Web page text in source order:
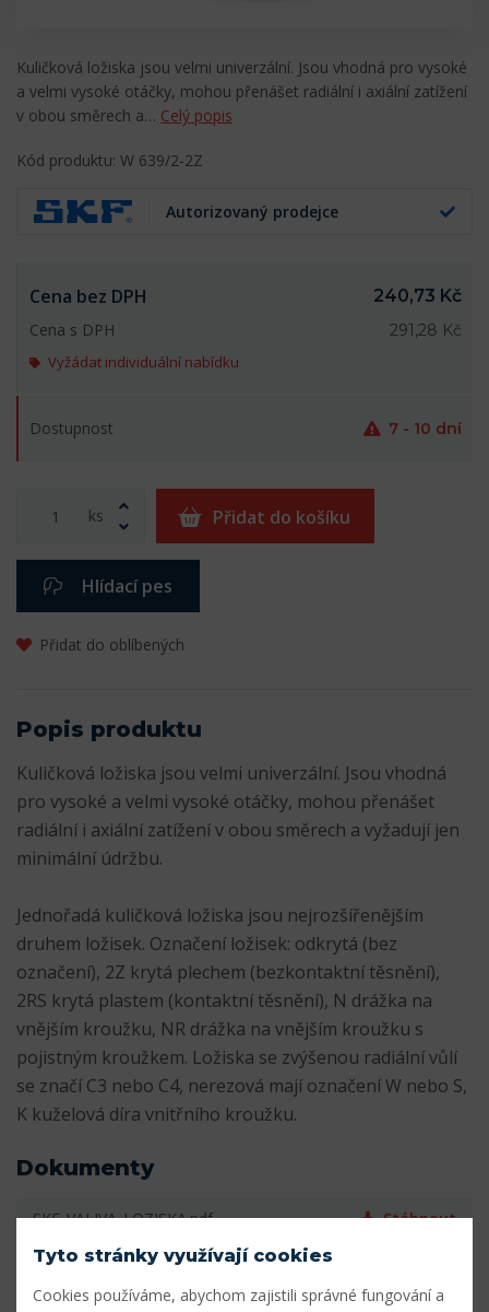
Kuličková ložiska jsou velmi univerzální. Jsou vhodná pro vysoké
a velmi vysoké otáčky, mohou přenášet radiální i axiální zatížení
v obou směrech a… Celý popis
Kód produktu: W 639/2-2Z
Autorizovaný prodejce
Cena bez DPH
240,73 Kč
Cena s DPH
291,28 Kč
Vyžádat individuální nabídku
Dostupnost 7 - 10 dní
ks Přidat do košíku
Hlídací pes
Přidat do oblíbených
Popis produktu
Kuličková ložiska jsou velmi univerzální. Jsou vhodná
pro vysoké a velmi vysoké otáčky, mohou přenášet
radiální i axiální zatížení v obou směrech a vyžadují jen
minimální údržbu.
Jednořadá kuličková ložiska jsou nejrozšířenějším
druhem ložisek. Označení ložisek: odkrytá (bez
označení), 2Z krytá plechem (bezkontaktní těsnění),
2RS krytá plastem (kontaktní těsnění), N drážka na
vnějším kroužku, NR drážka na vnějším kroužku s
pojistným kroužkem. Ložiska se zvýšenou radiální vůlí
se značí C3 nebo C4, nerezová mají označení W nebo S,
K kuželová díra vnitřního kroužku.
Dokumenty
SKF_VALIVA_LOZISKA.pdf Stáhnout
Tyto stránky využívají cookies
Cookies používáme, abychom zajistili správné fungování a